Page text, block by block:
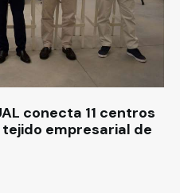
conecta 11 centros
empresarial de